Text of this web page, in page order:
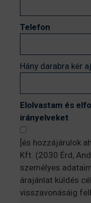
Telefon
Hány darabra kér
Elolvastam és
irányelveket
[és hozzájárulok
Kft. (2030 Érd,
személyes
árajánlat küldés
visszavonásáig